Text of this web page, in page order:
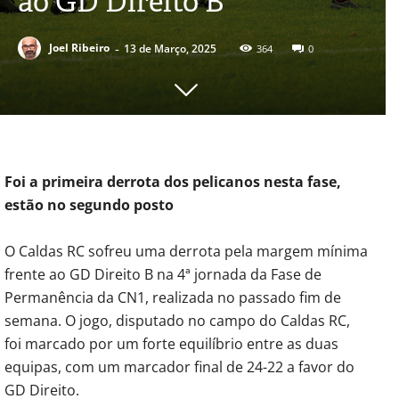
Joel Ribeiro - 13 de Março, 2025 364 0
Foi a primeira derrota dos pelicanos nesta fase,
estão no segundo posto
O Caldas RC sofreu uma derrota pela margem mínima
frente ao GD Direito B na 4ª jornada da Fase de
Permanência da CN1, realizada no passado fim de
semana. O jogo, disputado no campo do Caldas RC,
foi marcado por um forte equilíbrio entre as duas
equipas, com um marcador final de 24-22 a favor do
GD Direito.